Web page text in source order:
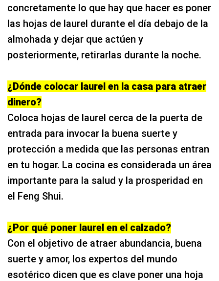
concretamente lo que hay que hacer es poner
las hojas de laurel durante el día debajo de la
almohada y dejar que actúen y
posteriormente, retirarlas durante la noche.
¿Dónde colocar laurel en la casa para atraer
dinero?
Coloca hojas de laurel cerca de la puerta de
entrada para invocar la buena suerte y
protección a medida que las personas entran
en tu hogar. La cocina es considerada un área
importante para la salud y la prosperidad en
el Feng Shui.
¿Por qué poner laurel en el calzado?
Con el objetivo de atraer abundancia, buena
suerte y amor, los expertos del mundo
esotérico dicen que es clave poner una hoja